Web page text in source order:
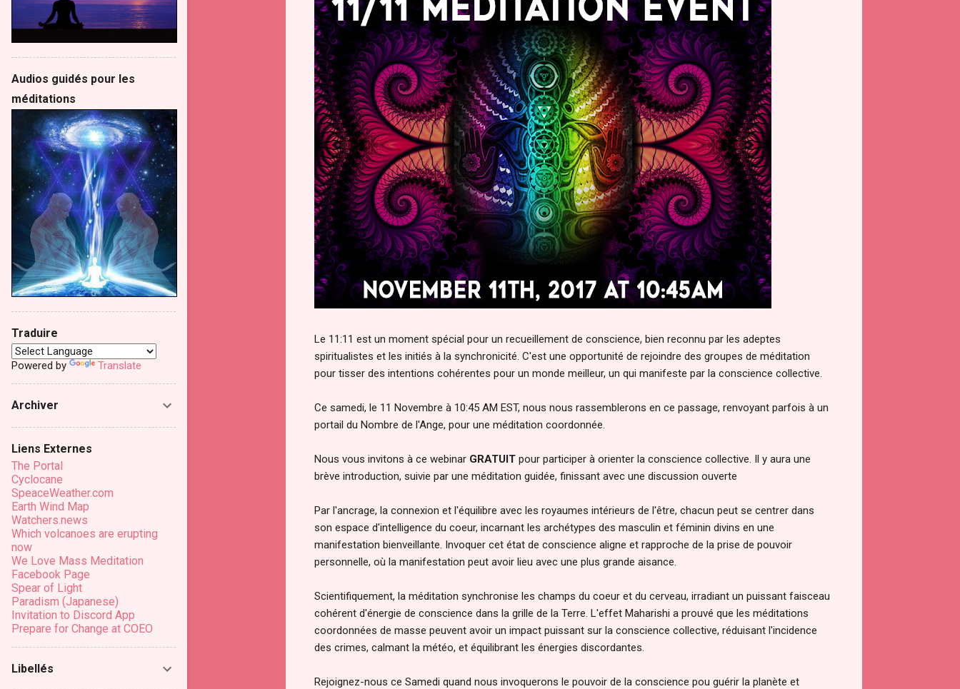
Le 11:11 est un moment spécial pour un recueillement de conscience, bien reconnu par les adeptes
spiritualistes et les initiés à la synchronicité. C'est une opportunité de rejoindre des groupes de méditation
pour tisser des intentions cohérentes pour un monde meilleur, un qui manifeste par la conscience collective.
Ce samedi, le 11 Novembre à 10:45 AM EST, nous nous rassemblerons en ce passage, renvoyant parfois à un
portail du Nombre de l'Ange, pour une méditation coordonnée.
Nous vous invitons à ce webinar GRATUITpour participer à orienter la conscience collective. Il y aura une
brève introduction, suivie par une méditation guidée, finissant avec une discussion ouverte
Par l'ancrage, la connexion et l'équilibre avec les royaumes intérieurs de l'être, chacun peut se centrer dans
son espace d'intelligence du coeur, incarnant les archétypes des masculin et féminin divins en une
manifestation bienveillante. Invoquer cet état de conscience aligne et rapproche de la prise de pouvoir
personnelle, où la manifestation peut avoir lieu avec une plus grande aisance.
Scientifiquement, la méditation synchronise les champs du coeur et du cerveau, irradiant un puissant faisceau
cohérent d'énergie de conscience dans la grille de la Terre. L'effet Maharishi a prouvé que les méditations
coordonnées de masse peuvent avoir un impact puissant sur la conscience collective, réduisant l'incidence
des crimes, calmant la météo, et équilibrant les énergies discordantes.
Rejoignez-nous ce Samedi quand nous invoquerons le pouvoir de la conscience pou guérir la planète et
Audios guidés pour les
méditations
Traduire
Powered by Translate
Archiver
Liens Externes
The Portal
Cyclocane
SpeaceWeather.com
Earth Wind Map
Watchers.news
Which volcanoes are erupting
now
We Love Mass Meditation
Facebook Page
Spear of Light
Paradism (Japanese)
Invitation to Discord App
Prepare for Change at COEO
Libellés